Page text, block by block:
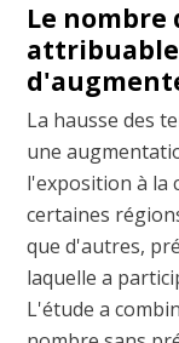
Le nombre
La hausse des
une
l'exposition à la
certaines
que d'autres,
laquelle a
L'étude a